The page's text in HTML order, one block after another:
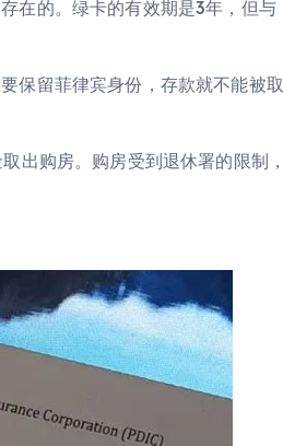
在的。绿卡的有效期是3年，但与
保留菲律宾身份，存款就不能被取
出购房。购房受到退休署的限制，